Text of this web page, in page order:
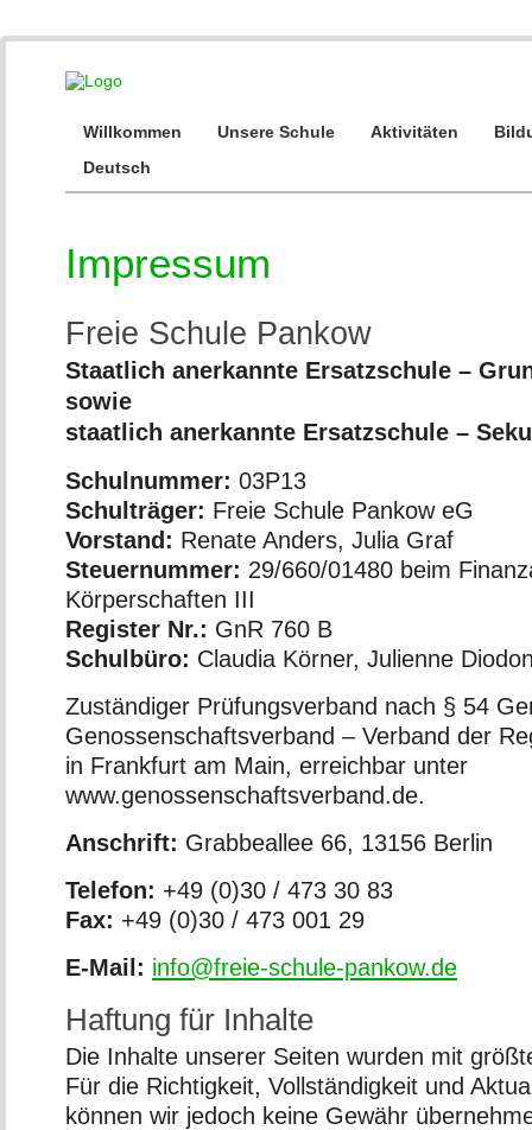
Willkommen Unsere Schule Aktivitäten
Deutsch
Impressum
Freie Schule Pankow
Staatlich anerkannte Ersatzschule –
sowie
staatlich anerkannte Ersatzschule –
Schulnummer: 03P13
Schulträger: Freie Schule Pankow eG
Vorstand: Renate Anders, Julia Graf
Steuernummer: 29/660/01480 beim
Körperschaften III
Register Nr.: GnR 760 B
Schulbüro: Claudia Körner, Julienne
Zuständiger Prüfungsverband nach § 54
Genossenschaftsverband – Verband der
in Frankfurt am Main, erreichbar unter
www.genossenschaftsverband.de.
Anschrift: Grabbeallee 66, 13156 Berlin
Telefon: +49 (0)30 / 473 30 83
Fax: +49 (0)30 / 473 001 29
E-Mail: info@freie-schule-pankow.de
Haftung für Inhalte
Die Inhalte unserer Seiten wurden mit
Für die Richtigkeit, Vollständigkeit und
können wir jedoch keine Gewähr